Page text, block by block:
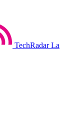
TechRadar La